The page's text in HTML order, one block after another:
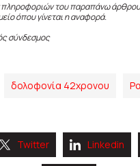
πληροφοριών του παραπάνω
όπου γίνεται η αναφορά.
σύνδεσμος
δολοφονία 42χρονου
Twitter Linkedin